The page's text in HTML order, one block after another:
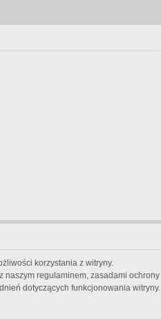
korzystania z witryny.
naszym regulaminem, zasadami ochrony
dotyczących funkcjonowania witryny.